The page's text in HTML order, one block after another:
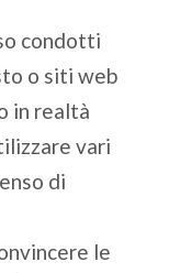
condotti
o siti web
in realtà
vari
di
le